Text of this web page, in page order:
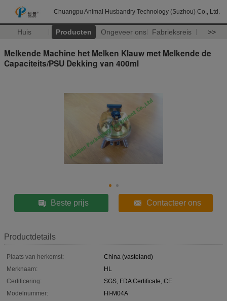
Chuangpu Animal Husbandry Technology (Suzhou) Co., Ltd.
Huis Producten Ongeveer ons Fabrieksreis >>
Melkende Machine het Melken Klauw met Melkende de
Capaciteits/PSU Dekking van 400ml
Beste prijs Contacteer ons
Productdetails
Plaats van herkomst:
China (vasteland)
Merknaam:
HL
Certificering:
SGS, FDA Certificate, CE
Modelnummer:
Hl-M04A